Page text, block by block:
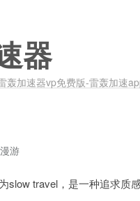
器
轰加速器vp免费版-雷轰加速
游
travel，是一种追求质感